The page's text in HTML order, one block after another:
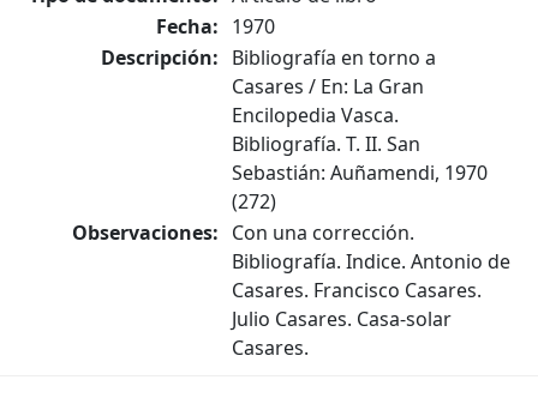
Fecha: 1970
Descripción: Bibliografía en torno a
Casares / En: La Gran
Encilopedia Vasca.
Bibliografía. T. II. San
Sebastián: Auñamendi, 1970
(272)
Observaciones: Con una corrección.
Bibliografía. Indice. Antonio de
Casares. Francisco Casares.
Julio Casares. Casa-solar
Casares.